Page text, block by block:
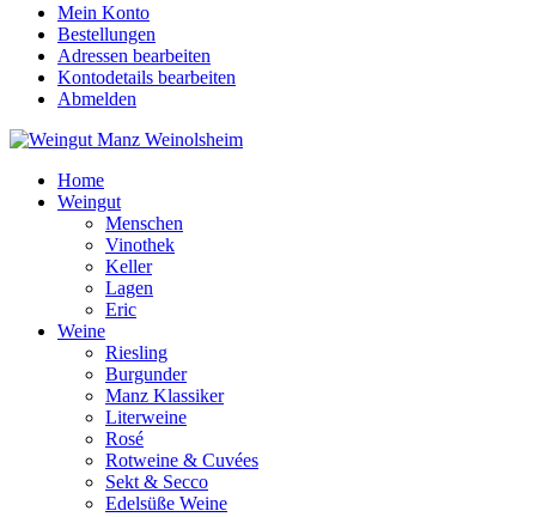
Mein Konto
Bestellungen
Adressen bearbeiten
Kontodetails bearbeiten
Abmelden
Home
Weingut
Menschen
Vinothek
Keller
Lagen
Eric
Weine
Riesling
Burgunder
Manz Klassiker
Literweine
Rosé
Rotweine & Cuvées
Sekt & Secco
Edelsüße Weine